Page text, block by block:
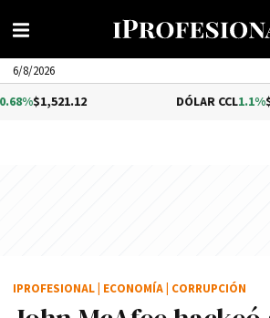
6/8/2026
1.1%$1,576.67
IPROFESIONAL ECONOMÍA CORRUPCIÓN